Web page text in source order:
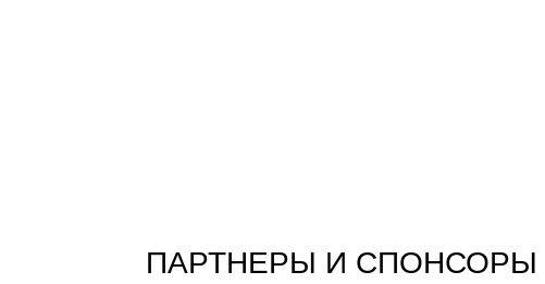
ПАРТНЕРЫ И СПОНСОРЫ